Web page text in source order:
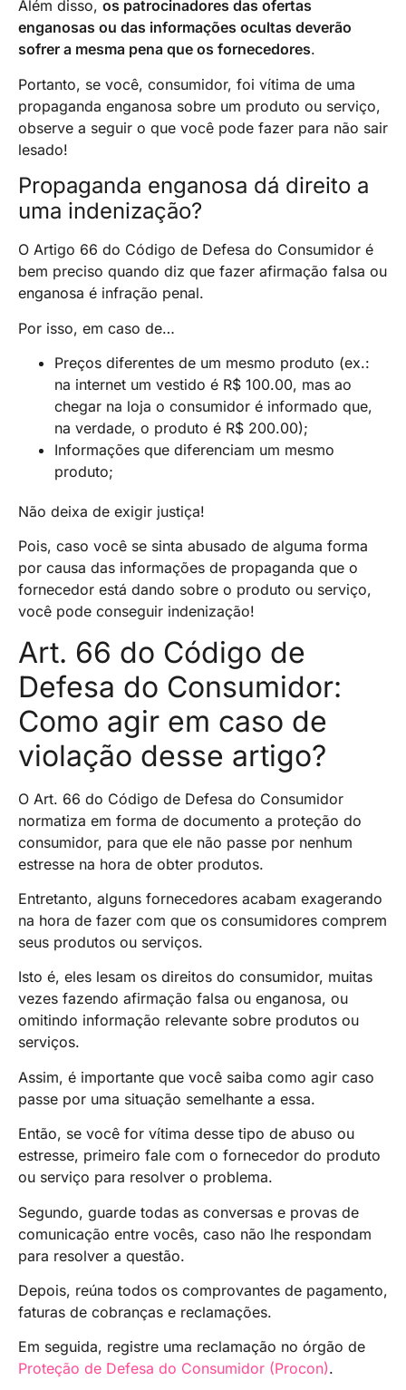
Além disso, os patrocinadores das ofertas
enganosas ou das informações ocultas deverão
sofrer a mesma pena que os fornecedores.
Portanto, se você, consumidor, foi vítima de uma
propaganda enganosa sobre um produto ou serviço,
observe a seguir o que você pode fazer para não sair
lesado!
Propaganda enganosa dá direito a
uma indenização?
O Artigo 66 do Código de Defesa do Consumidor é
bem preciso quando diz que fazer afirmação falsa ou
enganosa é infração penal.
Por isso, em caso de…
Preços diferentes de um mesmo produto (ex.:
na internet um vestido é R$ 100.00, mas ao
chegar na loja o consumidor é informado que,
na verdade, o produto é R$ 200.00);
Informações que diferenciam um mesmo
produto;
Não deixa de exigir justiça!
Pois, caso você se sinta abusado de alguma forma
por causa das informações de propaganda que o
fornecedor está dando sobre o produto ou serviço,
você pode conseguir indenização!
Art. 66 do Código de
Defesa do Consumidor:
Como agir em caso de
violação desse artigo?
O Art. 66 do Código de Defesa do Consumidor
normatiza em forma de documento a proteção do
consumidor, para que ele não passe por nenhum
estresse na hora de obter produtos.
Entretanto, alguns fornecedores acabam exagerando
na hora de fazer com que os consumidores comprem
seus produtos ou serviços.
Isto é, eles lesam os direitos do consumidor, muitas
vezes fazendo afirmação falsa ou enganosa, ou
omitindo informação relevante sobre produtos ou
serviços.
Assim, é importante que você saiba como agir caso
passe por uma situação semelhante a essa.
Então, se você for vítima desse tipo de abuso ou
estresse, primeiro fale com o fornecedor do produto
ou serviço para resolver o problema.
Segundo, guarde todas as conversas e provas de
comunicação entre vocês, caso não lhe respondam
para resolver a questão.
Depois, reúna todos os comprovantes de pagamento,
faturas de cobranças e reclamações.
Em seguida, registre uma reclamação no órgão de
Proteção de Defesa do Consumidor (Procon).